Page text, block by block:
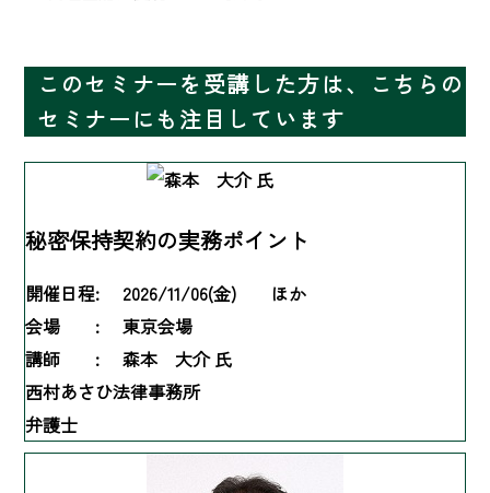
このセミナーを受講した方は、こちらの
セミナーにも注目しています
秘密保持契約の実務ポイント
開催日程:
2026/11/06(金) ほか
会場 :
東京会場
講師 :
森本 大介 氏
西村あさひ法律事務所
弁護士